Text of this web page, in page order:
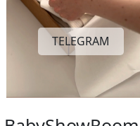
TELEGRAM